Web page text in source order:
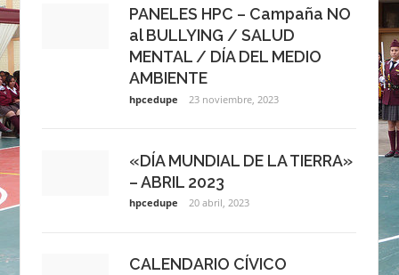
PANELES HPC – Campaña NO
al BULLYING / SALUD
MENTAL / DÍA DEL MEDIO
AMBIENTE
hpcedupe 23 noviembre, 2023
«DÍA MUNDIAL DE LA TIERRA»
– ABRIL 2023
hpcedupe 20 abril, 2023
CALENDARIO CÍVICO